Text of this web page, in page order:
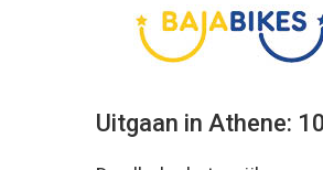
Uitgaan in Athene: